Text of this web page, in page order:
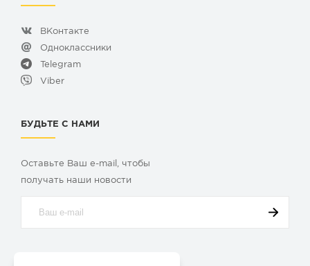
ВКонтакте
Одноклассники
Telegram
Viber
БУДЬТЕ С НАМИ
Оставьте Ваш e-mail, чтобы
получать наши новости